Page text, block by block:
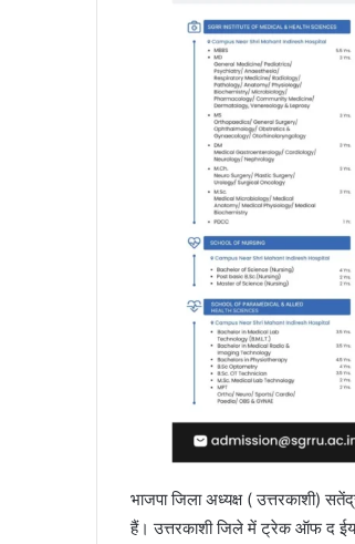
भाजपा जिला अध्यक्ष ( उत्तरकाशी)
हैं। उत्तरकाशी जिले में ट्रेक ऑफ द ईयर